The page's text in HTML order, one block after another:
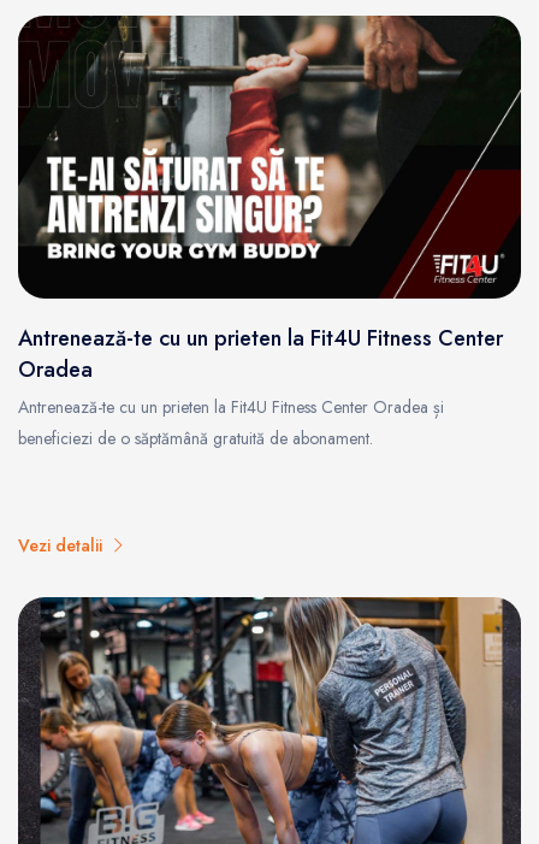
Antrenează-te cu un prieten la Fit4U Fitness Center
Oradea
Antrenează-te cu un prieten la Fit4U Fitness Center Oradea și
beneficiezi de o săptămână gratuită de abonament.
Vezi detalii